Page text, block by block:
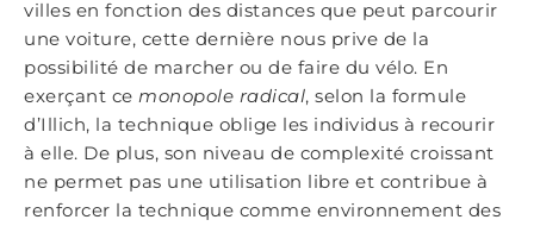
villes en fonction des distances que peut parcourir
une voiture, cette dernière nous prive de la
possibilité de marcher ou de faire du vélo. En
exerçant ce monopole radical, selon la formule
d’Illich, la technique oblige les individus à recourir
à elle. De plus, son niveau de complexité croissant
ne permet pas une utilisation libre et contribue à
renforcer la technique comme environnement des